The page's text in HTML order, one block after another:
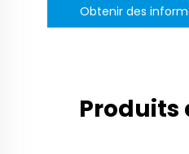
Obtenir des
Produits